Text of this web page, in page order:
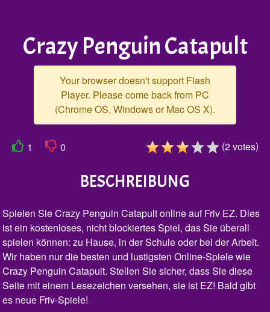
Crazy Penguin Catapult
Your browser doesn't support Flash
Player. Please come back from PC
(Chrome OS, Windows or Mac OS X).
1 0 (2votes)
BESCHREIBUNG
Spielen Sie Crazy Penguin Catapult online auf Friv EZ. Dies
ist ein kostenloses, nicht blockiertes Spiel, das Sie überall
spielen können: zu Hause, in der Schule oder bei der Arbeit.
Wir haben nur die besten und lustigsten Online-Spiele wie
Crazy Penguin Catapult. Stellen Sie sicher, dass Sie diese
Seite mit einem Lesezeichen versehen, sie ist EZ! Bald gibt
es neue Friv-Spiele!